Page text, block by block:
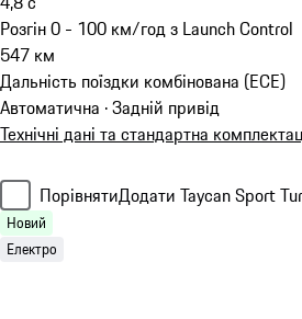
Розгін 0 - 100 км/год з Launch Control
547 км
Дальність поїздки комбінована (ECE)
Автоматична · Задній привід
Технічні дані та стандартна
ПорівнятиДодати Taycan Sport
Новий
Електро